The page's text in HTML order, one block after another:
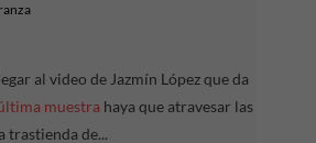
al video de Jazmín López que da
muestra haya que atravesar las
trastienda de...